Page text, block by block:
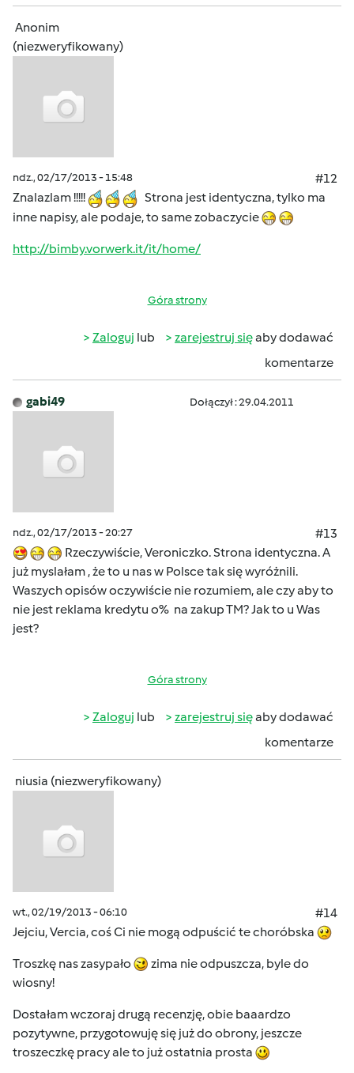
Anonim
(niezweryfikowany)
ndz., 02/17/2013 - 15:48
#12
Znalazlam !!!!!
Strona jest identyczna, tylko ma
inne napisy, ale podaje, to same zobaczycie
http://bimby.vorwerk.it/it/home/
Góra strony
Zaloguj lub zarejestruj sięaby dodawać
komentarze
gabi49 Dołączył : 29.04.2011
ndz., 02/17/2013 - 20:27
#13
Rzeczywiście, Veroniczko. Strona identyczna. A
już myslałam , że to u nas w Polsce tak się wyróżnili.
Waszych opisów oczywiście nie rozumiem, ale czy aby to
nie jest reklama kredytu o% na zakup TM? Jak to u Was
jest?
Góra strony
Zaloguj lub zarejestruj sięaby dodawać
komentarze
niusia (niezweryfikowany)
wt., 02/19/2013 - 06:10
#14
Jejciu, Vercia, coś Ci nie mogą odpuścić te choróbska
Troszkę nas zasypało
zima nie odpuszcza, byle do
wiosny!
Dostałam wczoraj drugą recenzję, obie baaardzo
pozytywne, przygotowuję się już do obrony, jeszcze
troszeczkę pracy ale to już ostatnia prosta